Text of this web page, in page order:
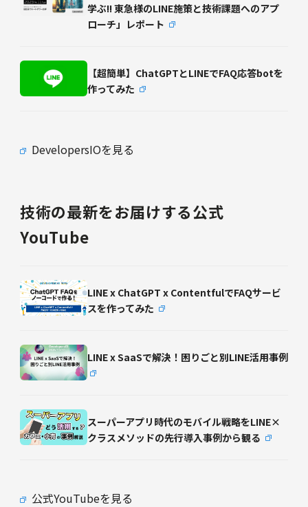
学ぶ!! 東急様のLINE施策と技術課題へのアプ
ローチ」レポート
【超簡単】ChatGPTとLINEでFAQ応答botを
作ってみた
DevelopersIOを見る
技術の最新をお届けする公式
YouTube
LINE x ChatGPT x ContentfulでFAQサービ
スを作ってみた
LINE x SaaSで解決！困りごと別LINE活用事例
スーパーアプリ時代のモバイル戦略をLINE×
クラスメソッドの先行導入事例から観る
公式YouTubeを見る